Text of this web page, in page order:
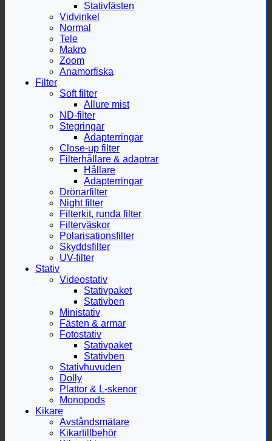
Stativfästen
Vidvinkel
Normal
Tele
Makro
Zoom
Anamorfiska
Filter
Soft filter
Allure mist
ND-filter
Stegringar
Adapterringar
Close-up filter
Filterhållare & adaptrar
Hållare
Adapterringar
Drönarfilter
Night filter
Filterkit, runda filter
Filterväskor
Polarisationsfilter
Skyddsfilter
UV-filter
Stativ
Videostativ
Stativpaket
Stativben
Ministativ
Fästen & armar
Fotostativ
Stativpaket
Stativben
Stativhuvuden
Dolly
Plattor & L-skenor
Monopods
Kikare
Avståndsmätare
Kikartillbehör